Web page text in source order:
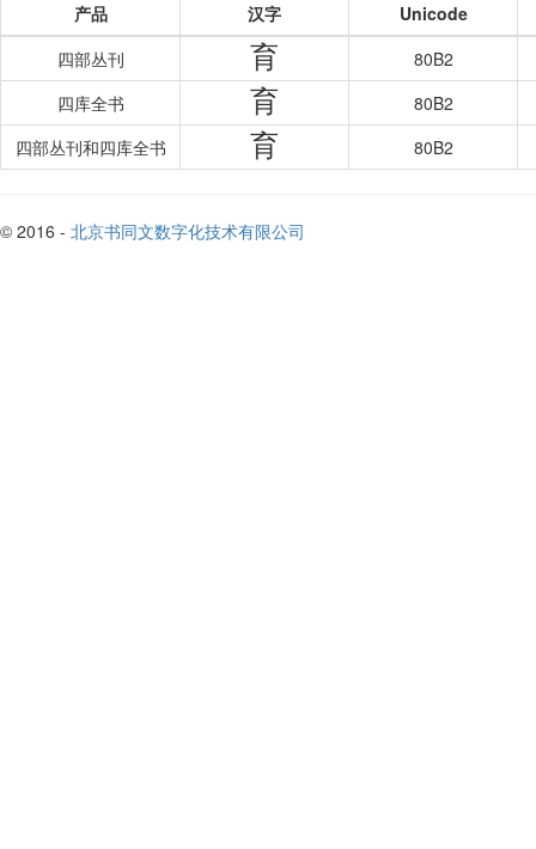
产品 汉字
Unicode
四部丛刊
育
80B2
四库全书
育
80B2
四部丛刊和四库全书
育 80B2
© 2016 - 北京书同文数字化技术有限公司